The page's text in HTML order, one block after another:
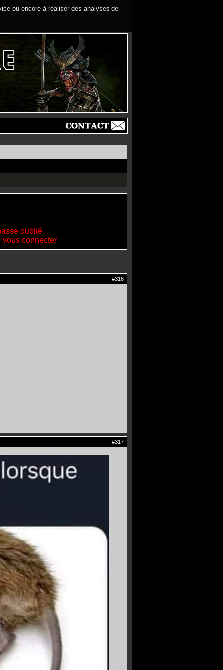
ou encore à réaliser des analyses de
oublié'
vous connecter
#316
#317